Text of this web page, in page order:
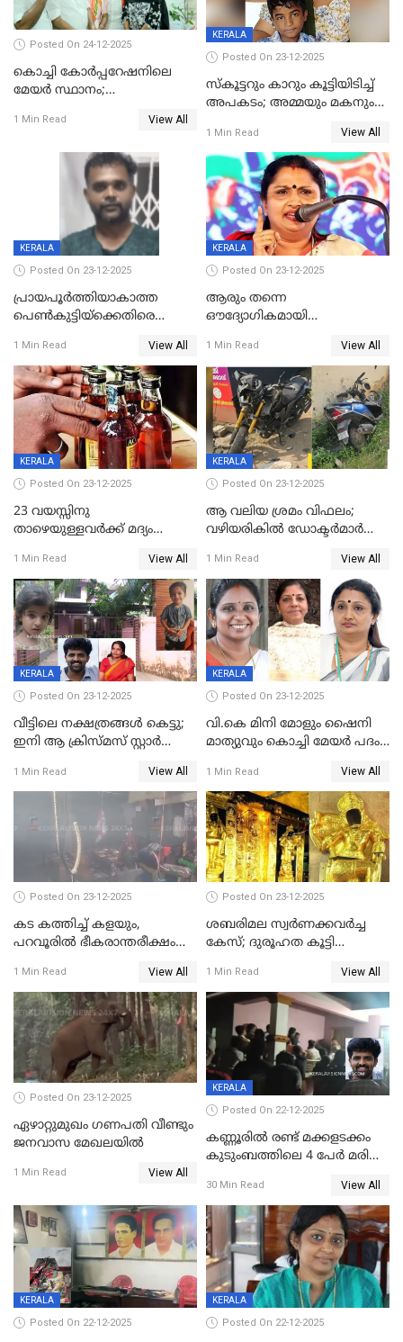
Posted On 24-12-2025
കൊച്ചി കോര്‍പ്പറേഷനിലെ
മേയര്‍ സ്ഥാനം;
രൂക്ഷം
1 Min Read View All
KERALA
Posted On 23-12-2025
സ്കൂട്ടറും കാറും കൂട്ടിയിടിച്ച്
അപകടം; അമ്മയും മകനും
ഗുരുതരാവസ്ഥയിൽ
1 Min Read View All
KERALA
Posted On 23-12-2025
പ്രായപൂർത്തിയാകാത്ത
പെൺകുട്ടിയ്ക്കെതിരെ
59 വർഷം തടവും 90,൦൦൦ രൂപ
പിഴയും ശിക്ഷ
1 Min Read View All
KERALA
Posted On 23-12-2025
ആരും തന്നെ
ഔദ്യോഗികമായി
കണ്ടെത്താൻ ഇന്ന് കോർ
കമ്മിറ്റി കൂടിയില്ല';
അതൃപ്തിയുമായി ദീപ്തി മേരി
വർഗീസ്
1 Min Read View All
KERALA
Posted On 23-12-2025
23 വയസ്സിനു
താഴെയുള്ളവർക്ക് മദ്യം
നടപടി;സ്ഥാപനങ്ങൾക്കെതിരെ
രണ്ട് കേസുകൾ
1 Min Read View All
KERALA
Posted On 23-12-2025
ആ വലിയ ശ്രമം വിഫലം;
വഴിയരികില്‍ ‌ഡോക്ടര്‍മാര്‍
മരണത്തിന് കീഴടങ്ങി
1 Min Read View All
KERALA
Posted On 23-12-2025
വീട്ടിലെ നക്ഷത്രങ്ങൾ കെട്ടു;
ഇനി ആ ക്രിസ്മസ് സ്റ്റാർ
വേണ്ടിയുള്ള
പിടിവലിക്കിടയിൽ
അപ്പൂപ്പനെതിരെ പോക്സോ
കേസ് ഒടുവിൽ 4 ജീവനുകൾ
പൊലിഞ്ഞു
1 Min Read View All
KERALA
Posted On 23-12-2025
വി.കെ മിനി മോളും ഷൈനി
മാത്യുവും കൊച്ചി മേയർ പദം
മേയറാകില്ല
1 Min Read View All
Posted On 23-12-2025
കട കത്തിച്ച് കളയും,
പറവൂരില്‍ ഭീകരാന്തരീക്ഷം
1 Min Read View All
Posted On 23-12-2025
ശബരിമല സ്വര്‍ണക്കവര്‍ച്ച
കേസ്; ദുരൂഹത കൂട്ടി
1 Min Read View All
Posted On 23-12-2025
ഏഴാറ്റുമുഖം ഗണപതി വീണ്ടും
ജനവാസ മേഖലയിൽ
1 Min Read View All
KERALA
Posted On 22-12-2025
കണ്ണൂരിൽ രണ്ട് മക്കളടക്കം
കുടുംബത്തിലെ 4 പേർ മരിച്ച
30 Min Read View All
KERALA
Posted On 22-12-2025
KERALA
Posted On 22-12-2025